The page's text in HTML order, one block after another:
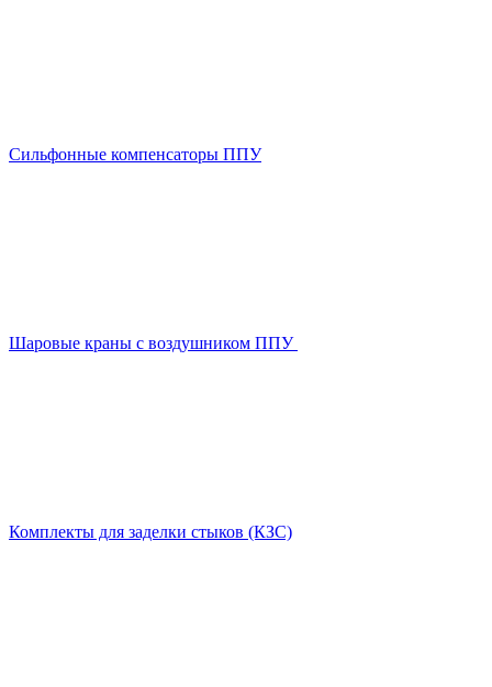
Сильфонные компенсаторы ППУ
Шаровые краны с воздушником ППУ
Комплекты для заделки стыков (КЗС)